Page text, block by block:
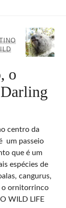
o
centro da
um passeio
que é um
espécies de
cangurus,
o ornitorrinco
WILD LIFE